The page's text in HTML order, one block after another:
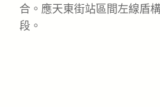
合。應天東街站區間左線盾
段。